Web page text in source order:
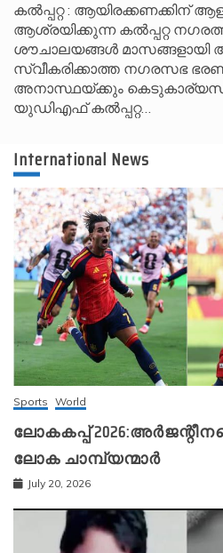
കൽപ്പറ്റ : ആയിരക്കണക്കിന്
ആശ്രയിക്കുന്ന കൽപ്പറ്റ
ശൗചാലയങ്ങൾ മാസങ്ങളായി
സ്വീകരിക്കാത്ത നഗരസഭ
അനാസ്ഥയ്ക്കും
യുഡിഎഫ് കൽപ്പറ്റ…
International News
Sports World
ലോകകപ്പ്
ലോക ചാമ്പ്യന്മാർ
July 20, 2026